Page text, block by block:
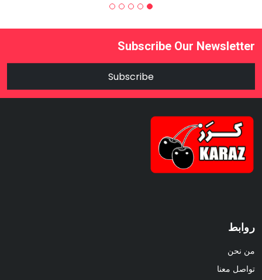
Subscribe Our Newsletter
Subscribe
روابط
من نحن
تواصل معنا